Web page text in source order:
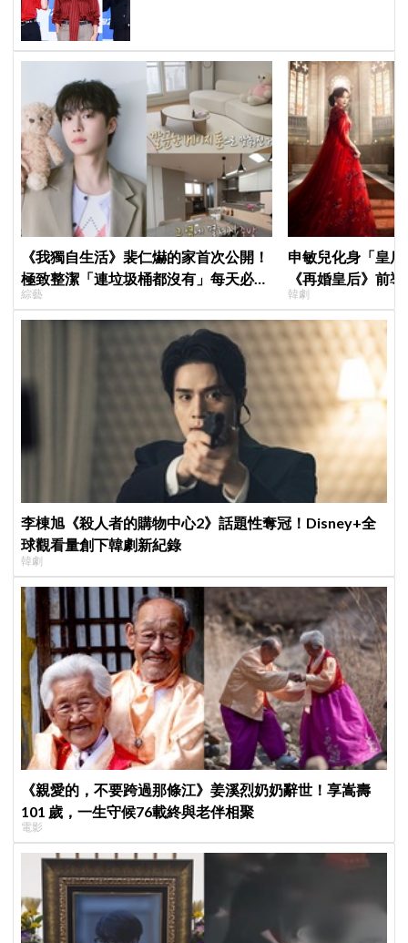
《我獨自生活》裴仁爀的家首次公開！
極致整潔「連垃圾桶都沒有」每天必做
一件事
綜藝
申敏兒化身「皇
《再婚皇后》前
＋豪華主演陣容
韓劇
李棟旭《殺人者的購物中心2》話題性奪冠！Disney+全
球觀看量創下韓劇新紀錄
韓劇
《親愛的，不要跨過那條江》姜溪烈奶奶辭世！享嵩壽
101 歲，一生守候76載終與老伴相聚
電影